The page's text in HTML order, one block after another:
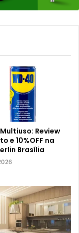
Review
e 10%OFF na
Brasília